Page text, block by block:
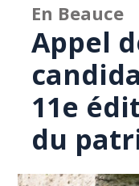
En Beauce
Appel
11e
du